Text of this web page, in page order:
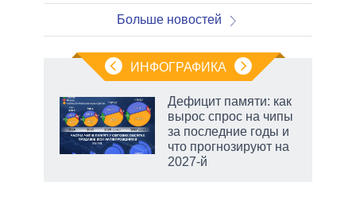
Больше новостей
ИНФОГРАФИКА
Дефицит памяти: как
вырос спрос на чипы
за последние годы и
что прогнозируют на
2027-й